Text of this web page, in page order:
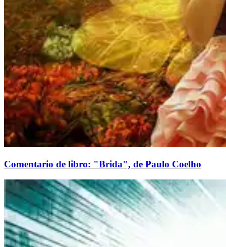
Comentario de libro: "Brida", de Paulo Coelho